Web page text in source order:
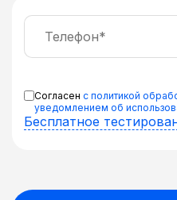
Согласен с политикой
уведомлением об
Бесплатное